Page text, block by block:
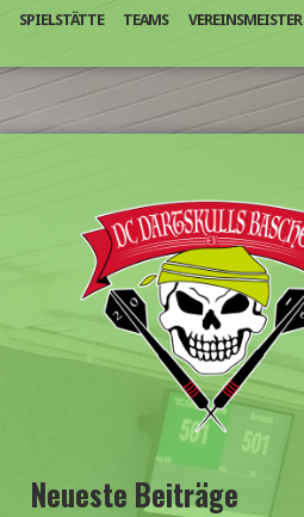
SPIELSTÄTTE TEAMS VEREINSMEISTER
Neueste Beiträge